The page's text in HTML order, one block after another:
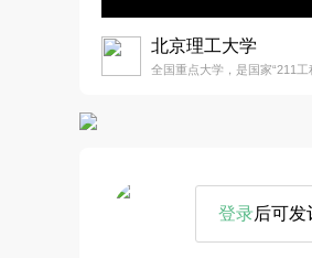
北京理工大学
全国重点大学，是国家“211工
登录后可发